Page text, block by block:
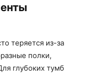
теряется из-за
полки,
глубоких тумб